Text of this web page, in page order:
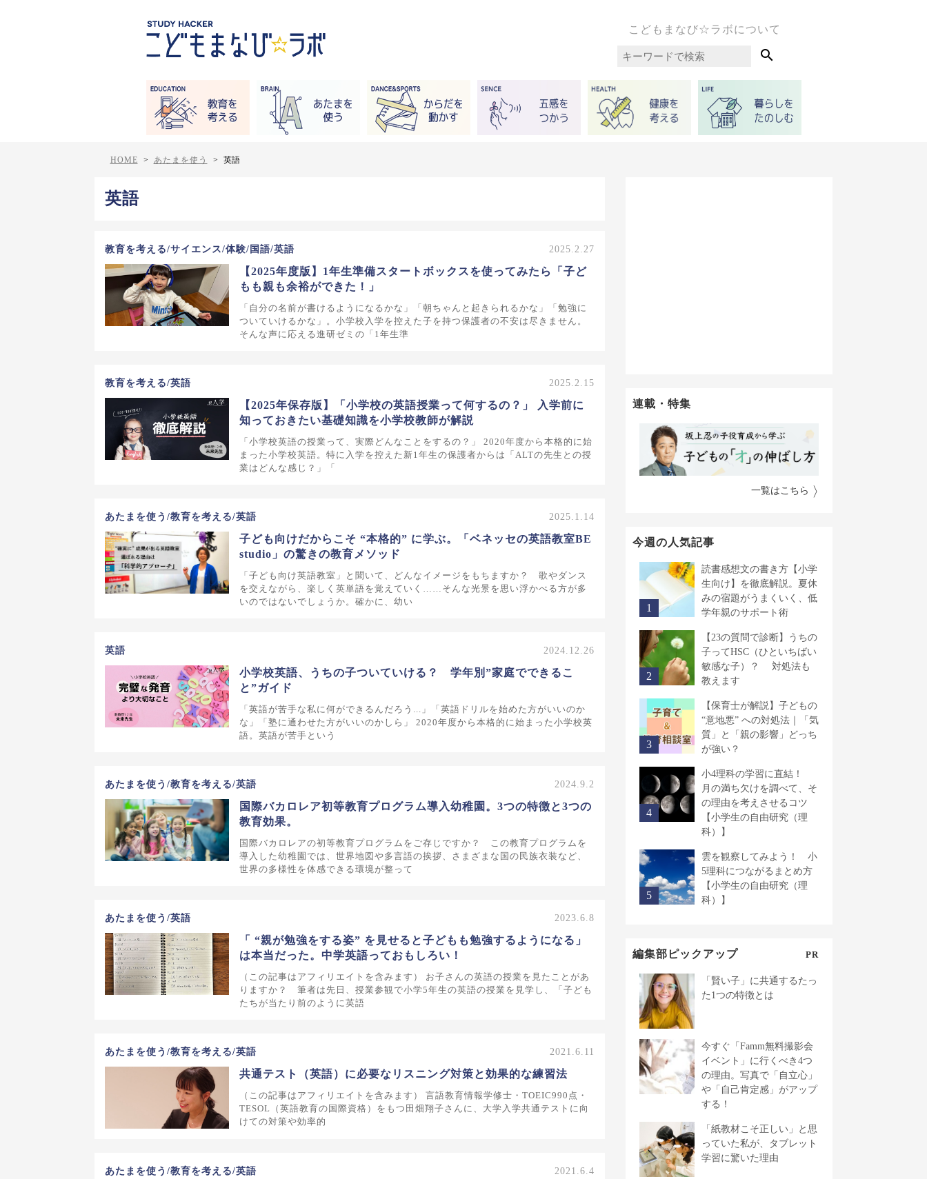
こどもまなび☆ラボについて

HOME > あたまを使う > 英語
英語
教育を考える/サイエンス/体験/国語/英語 2025.2.27
【2025年度版】1年生準備スタートボックスを使ってみたら「子ど
もも親も余裕ができた！」
「自分の名前が書けるようになるかな」「朝ちゃんと起きられるかな」「勉強に
ついていけるかな」。小学校入学を控えた子を持つ保護者の不安は尽きません。
そんな声に応える進研ゼミの「1年生準
教育を考える/英語 2025.2.15
【2025年保存版】「小学校の英語授業って何するの？」 入学前に
知っておきたい基礎知識を小学校教師が解説
「小学校英語の授業って、実際どんなことをするの？」 2020年度から本格的に始
まった小学校英語。特に入学を控えた新1年生の保護者からは「ALTの先生との授
業はどんな感じ？」「
あたまを使う/教育を考える/英語 2025.1.14
子ども向けだからこそ “本格的” に学ぶ。「ベネッセの英語教室BE
studio」の驚きの教育メソッド
「子ども向け英語教室」と聞いて、どんなイメージをもちますか？ 歌やダンス
を交えながら、楽しく英単語を覚えていく……そんな光景を思い浮かべる方が多
いのではないでしょうか。確かに、幼い
英語 2024.12.26
小学校英語、うちの子ついていける？ 学年別”家庭でできるこ
と”ガイド
「英語が苦手な私に何ができるんだろう...」「英語ドリルを始めた方がいいのか
な」「塾に通わせた方がいいのかしら」 2020年度から本格的に始まった小学校英
語。英語が苦手という
あたまを使う/教育を考える/英語 2024.9.2
国際バカロレア初等教育プログラム導入幼稚園。3つの特徴と3つの
教育効果。
国際バカロレアの初等教育プログラムをご存じですか？ この教育プログラムを
導入した幼稚園では、世界地図や多言語の挨拶、さまざまな国の民族衣装など、
世界の多様性を体感できる環境が整って
あたまを使う/英語 2023.6.8
「 “親が勉強をする姿” を見せると子どもも勉強するようになる」
は本当だった。中学英語っておもしろい！
（この記事はアフィリエイトを含みます） お子さんの英語の授業を見たことがあ
りますか？ 筆者は先日、授業参観で小学5年生の英語の授業を見学し、「子ども
たちが当たり前のように英語
あたまを使う/教育を考える/英語 2021.6.11
共通テスト（英語）に必要なリスニング対策と効果的な練習法
（この記事はアフィリエイトを含みます） 言語教育情報学修士・TOEIC990点・
TESOL（英語教育の国際資格）をもつ田畑翔子さんに、大学入学共通テストに向
けての対策や効率的
あたまを使う/教育を考える/英語 2021.6.4
連載・特集
一覧はこちら
今週の人気記事
読書感想文の書き方【小学
生向け】を徹底解説。夏休
みの宿題がうまくいく、低
学年親のサポート術
【23の質問で診断】うちの
子ってHSC（ひといちばい
敏感な子）？ 対処法も
教えます
【保育士が解説】子どもの
“意地悪” への対処法｜「気
質」と「親の影響」どっち
が強い？
小4理科の学習に直結！
月の満ち欠けを調べて、そ
の理由を考えさせるコツ
【小学生の自由研究（理
科）】
雲を観察してみよう！ 小
5理科につながるまとめ方
【小学生の自由研究（理
科）】
編集部ピックアップ PR
「賢い子」に共通するたっ
た1つの特徴とは
今すぐ「Famm無料撮影会
イベント」に行くべき4つ
の理由。写真で「自立心」
や「自己肯定感」がアップ
する！
「紙教材こそ正しい」と思
っていた私が、タブレット
学習に驚いた理由